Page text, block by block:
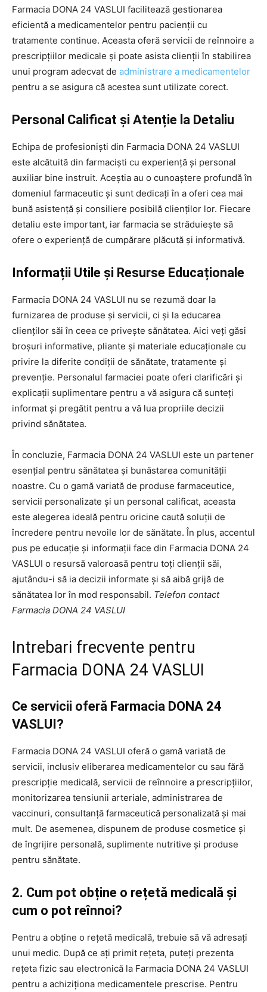
Farmacia DONA 24 VASLUI facilitează gestionarea
eficientă a medicamentelor pentru pacienții cu
tratamente continue. Aceasta oferă servicii de reînnoire a
prescripțiilor medicale și poate asista clienții în stabilirea
unui program adecvat de administrare a medicamentelor
pentru a se asigura că acestea sunt utilizate corect.
Personal Calificat și Atenție la Detaliu
Echipa de profesioniști din Farmacia DONA 24 VASLUI
este alcătuită din farmaciști cu experiență și personal
auxiliar bine instruit. Aceștia au o cunoaștere profundă în
domeniul farmaceutic și sunt dedicați în a oferi cea mai
bună asistență și consiliere posibilă clienților lor. Fiecare
detaliu este important, iar farmacia se străduiește să
ofere o experiență de cumpărare plăcută și informativă.
Informații Utile și Resurse Educaționale
Farmacia DONA 24 VASLUI nu se rezumă doar la
furnizarea de produse și servicii, ci și la educarea
clienților săi în ceea ce privește sănătatea. Aici veți găsi
broșuri informative, pliante și materiale educaționale cu
privire la diferite condiții de sănătate, tratamente și
prevenție. Personalul farmaciei poate oferi clarificări și
explicații suplimentare pentru a vă asigura că sunteți
informat și pregătit pentru a vă lua propriile decizii
privind sănătatea.
În concluzie, Farmacia DONA 24 VASLUI este un partener
esențial pentru sănătatea și bunăstarea comunității
noastre. Cu o gamă variată de produse farmaceutice,
servicii personalizate și un personal calificat, aceasta
este alegerea ideală pentru oricine caută soluții de
încredere pentru nevoile lor de sănătate. În plus, accentul
pus pe educație și informații face din Farmacia DONA 24
VASLUI o resursă valoroasă pentru toți clienții săi,
ajutându-i să ia decizii informate și să aibă grijă de
sănătatea lor în mod responsabil. Telefon contact
Farmacia DONA 24 VASLUI
Intrebari frecvente pentru
Farmacia DONA 24 VASLUI
Ce servicii oferă Farmacia DONA 24
VASLUI?
Farmacia DONA 24 VASLUI oferă o gamă variată de
servicii, inclusiv eliberarea medicamentelor cu sau fără
prescripție medicală, servicii de reînnoire a prescripțiilor,
monitorizarea tensiunii arteriale, administrarea de
vaccinuri, consultanță farmaceutică personalizată și mai
mult. De asemenea, dispunem de produse cosmetice și
de îngrijire personală, suplimente nutritive și produse
pentru sănătate.
2. Cum pot obține o rețetă medicală și
cum o pot reînnoi?
Pentru a obține o rețetă medicală, trebuie să vă adresați
unui medic. După ce ați primit rețeta, puteți prezenta
rețeta fizic sau electronică la Farmacia DONA 24 VASLUI
pentru a achiziționa medicamentele prescrise. Pentru